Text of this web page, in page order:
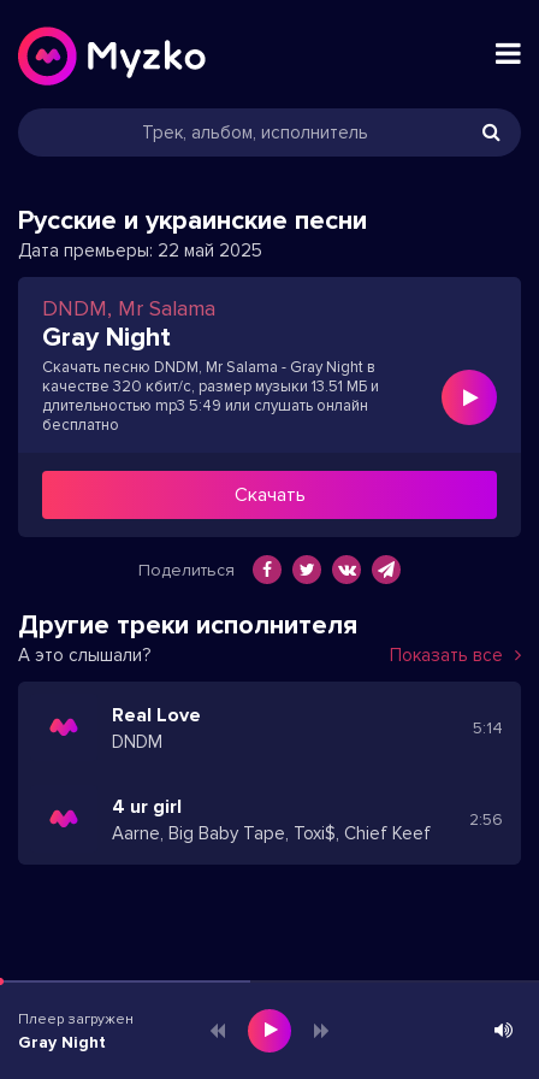
Русские и украинские песни
Дата премьеры: 22 май 2025
DNDM, Mr Salama
Gray Night
Скачать песню DNDM, Mr Salama - Gray Night в
качестве 320 кбит/с, размер музыки 13.51 МБ и
длительностью mp3 5:49 или слушать онлайн
бесплатно
Скачать
Поделиться
Другие треки исполнителя
А это слышали? Показать все
Real Love
DNDM
5:14
4 ur girl
Aarne, Big Baby Tape, Toxi$, Chief Keef
2:56
Плеер загружен
Gray Night